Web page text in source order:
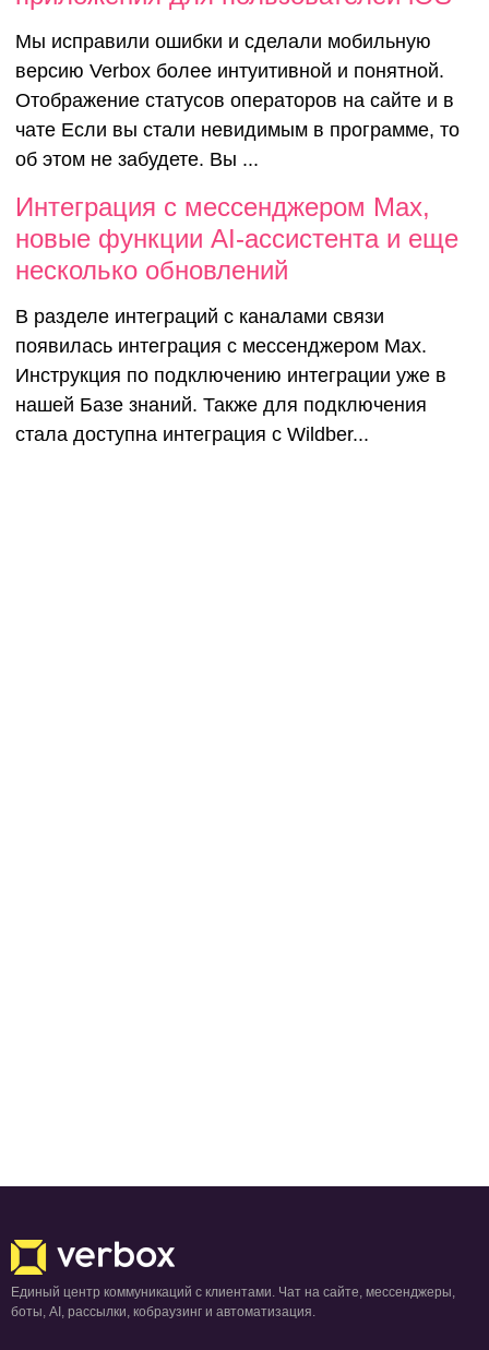
Мы исправили ошибки и сделали мобильную
версию Verbox более интуитивной и понятной.
Отображение статусов операторов на сайте и в
чате Если вы стали невидимым в программе, то
об этом не забудете. Вы ...
Интеграция с мессенджером Max,
новые функции AI-ассистента и еще
несколько обновлений
В разделе интеграций с каналами связи
появилась интеграция с мессенджером Max.
Инструкция по подключению интеграции уже в
нашей Базе знаний. Также для подключения
стала доступна интеграция с Wildber...
Единый центр коммуникаций с клиентами. Чат на сайте, мессенджеры,
боты, AI, рассылки, кобраузинг и автоматизация.